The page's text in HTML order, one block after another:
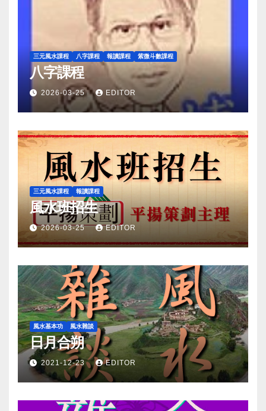
三元風水課程 八字課程 報讀課程 紫微斗數課程
八字課程
2026-03-25 EDITOR
三元風水課程 報讀課程
風水班招生
2026-03-25 EDITOR
風水基本功 風水雜談
日月合朔
2021-12-23 EDITOR